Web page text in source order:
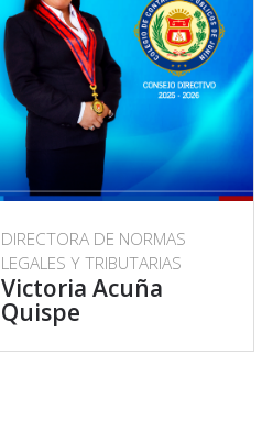
DIRECTORA DE NORMAS
LEGALES Y TRIBUTARIAS
Victoria Acuña
Quispe